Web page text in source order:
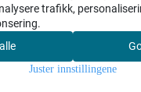
Søk
trafikk,
Juster innstillingene